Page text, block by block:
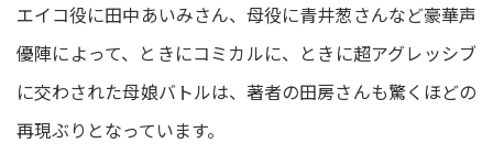
エイコ役に田中あいみさん、母役に青井葱さんなど豪華声
優陣によって、ときにコミカルに、ときに超アグレッシブ
に交わされた母娘バトルは、著者の田房さんも驚くほどの
再現ぶりとなっています。